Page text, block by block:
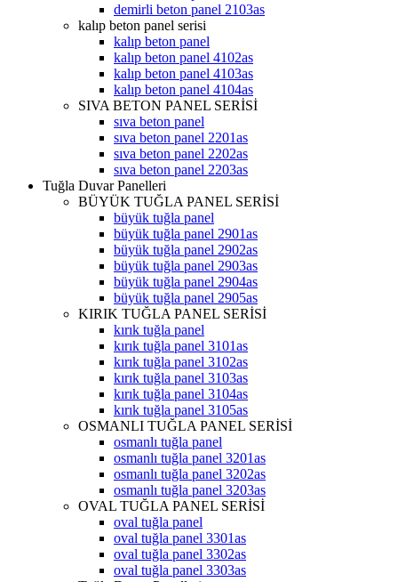
demirli beton panel 2103as
kalıp beton panel serisi
kalıp beton panel
kalıp beton panel 4102as
kalıp beton panel 4103as
kalıp beton panel 4104as
SIVA BETON PANEL SERİSİ
sıva beton panel
sıva beton panel 2201as
sıva beton panel 2202as
sıva beton panel 2203as
Tuğla Duvar Panelleri
BÜYÜK TUĞLA PANEL SERİSİ
büyük tuğla panel
büyük tuğla panel 2901as
büyük tuğla panel 2902as
büyük tuğla panel 2903as
büyük tuğla panel 2904as
büyük tuğla panel 2905as
KIRIK TUĞLA PANEL SERİSİ
kırık tuğla panel
kırık tuğla panel 3101as
kırık tuğla panel 3102as
kırık tuğla panel 3103as
kırık tuğla panel 3104as
kırık tuğla panel 3105as
OSMANLI TUĞLA PANEL SERİSİ
osmanlı tuğla panel
osmanlı tuğla panel 3201as
osmanlı tuğla panel 3202as
osmanlı tuğla panel 3203as
OVAL TUĞLA PANEL SERİSİ
oval tuğla panel
oval tuğla panel 3301as
oval tuğla panel 3302as
oval tuğla panel 3303as